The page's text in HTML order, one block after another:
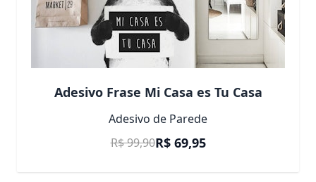
Adesivo Frase Mi Casa es Tu Casa
Adesivo de Parede
Preço Promocional
R$ 69,95
R$ 99,90